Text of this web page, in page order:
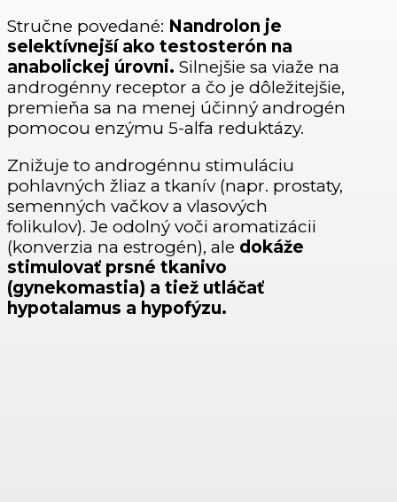
Stručne povedané: Nandrolon je
selektívnejší ako testosterón na
anabolickej úrovni. Silnejšie sa viaže na
androgénny receptor a čo je dôležitejšie,
premieňa sa na menej účinný androgén
pomocou enzýmu 5-alfa reduktázy.
Znižuje to androgénnu stimuláciu
pohlavných žliaz a tkanív (napr. prostaty,
semenných vačkov a vlasových
folikulov). Je odolný voči aromatizácii
(konverzia na estrogén), ale dokáže
stimulovať prsné tkanivo
(gynekomastia) a tiež utláčať
hypotalamus a hypofýzu.